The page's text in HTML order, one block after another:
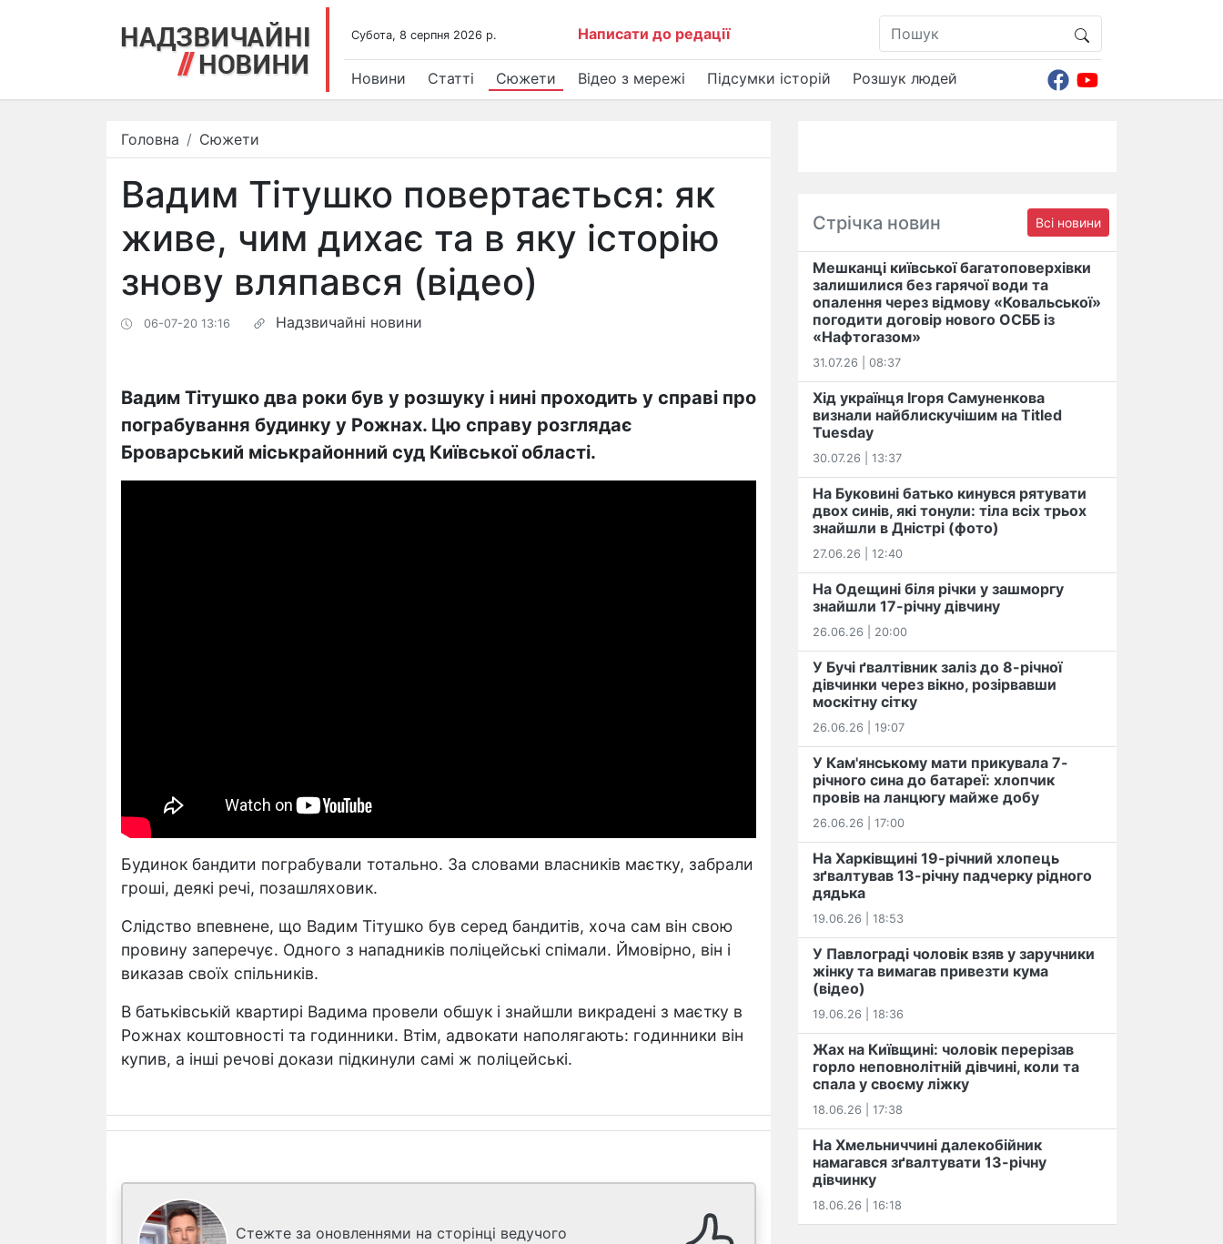
Субота, 8 серпня 2026 р. Написати до редації
Новини Статті Сюжети Відео з мережі Підсумки історій Розшук людей
Головна Сюжети
Вадим Тітушко повертається: як
живе, чим дихає та в яку історію
знову вляпався (відео)
06-07-20 13:16 Надзвичайні новини
​Вадим Тітушко два роки був у розшуку і нині проходить у справі про
пограбування будинку у Рожнах. Цю справу розглядає
Броварський міськрайонний суд Київської області.
Будинок бандити пограбували тотально. За словами власників маєтку, забрали
гроші, деякі речі, позашляховик.
Слідство впевнене, що Вадим Тітушко був серед бандитів, хоча сам він свою
провину заперечує. Одного з нападників поліцейські спімали. Ймовірно, він і
виказав своїх спільників.
В батьківській квартирі Вадима провели обшук і знайшли викрадені з маєтку в
Рожнах коштовності та годинники. Втім, адвокати наполягають: годинники він
купив, а інші речові докази підкинули самі ж поліцейські.
Стежте за оновленнями на сторінці ведучого
Стрічка новин Всі новини
Мешканці київської багатоповерхівки
залишилися без гарячої води та
опалення через відмову «Ковальської»
погодити договір нового ОСББ із
«Нафтогазом»
31.07.26 | 08:37
Хід українця Ігоря Самуненкова
визнали найблискучішим на Titled
Tuesday
30.07.26 | 13:37
На Буковині батько кинувся рятувати
двох синів, які тонули: тіла всіх трьох
знайшли в Дністрі (фото)
27.06.26 | 12:40
На Одещині біля річки у зашморгу
знайшли 17-річну дівчину
26.06.26 | 20:00
У Бучі ґвалтівник заліз до 8-річної
дівчинки через вікно, розірвавши
москітну сітку
26.06.26 | 19:07
У Кам'янському мати прикувала 7-
річного сина до батареї: хлопчик
провів на ланцюгу майже добу
26.06.26 | 17:00
На Харківщині 19-річний хлопець​
️зґвалтував 13-річну падчерку рідного
дядька
19.06.26 | 18:53
У Павлограді чоловік взяв у заручники
жінку та вимагав привезти кума
(відео)
19.06.26 | 18:36
Жах на Київщині: чоловік перерізав
горло неповнолітній дівчині, коли та
спала у своєму ліжку
18.06.26 | 17:38
На Хмельниччині далекобійник
намагався зґвалтувати 13-річну
дівчинку
18.06.26 | 16:18